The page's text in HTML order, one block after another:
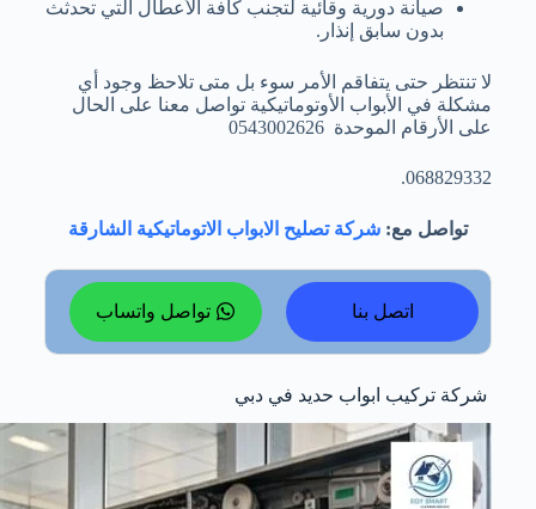
صيانة دورية وقائية لتجنب كافة الأعطال التي تحدثث
بدون سابق إنذار.
لا تنتظر حتى يتفاقم الأمر سوء بل متى تلاحظ وجود أي
مشكلة في الأبواب الأوتوماتيكية تواصل معنا على الحال
على الأرقام الموحدة 0543002626
068829332.
تواصل مع: شركة تصليح الابواب الاتوماتيكية الشارقة
اتصل بنا تواصل واتساب
شركة تركيب ابواب حديد في دبي